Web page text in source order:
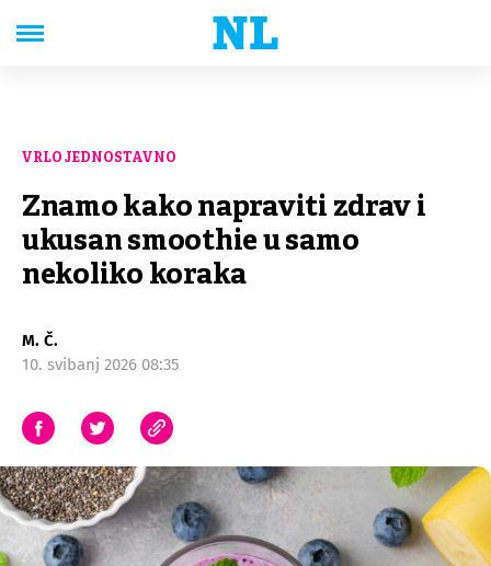
VRLO JEDNOSTAVNO
Znamo kako napraviti zdrav i
ukusan smoothie u samo
nekoliko koraka
M. Č.
10. svibanj 2026 08:35